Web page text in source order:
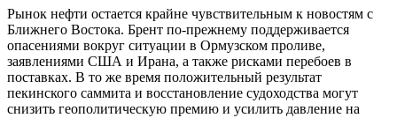
Рынок нефти остается крайне чувствительным к новостям с
Ближнего Востока. Брент по-прежнему поддерживается
опасениями вокруг ситуации в Ормузском проливе,
заявлениями США и Ирана, а также рисками перебоев в
поставках. В то же время положительный результат
пекинского саммита и восстановление судоходства могут
снизить геополитическую премию и усилить давление на